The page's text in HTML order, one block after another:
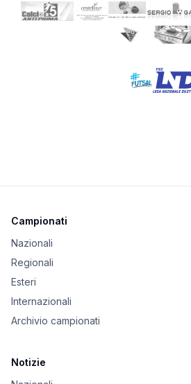
Campionati
Nazionali
Regionali
Esteri
Internazionali
Archivio campionati
Notizie